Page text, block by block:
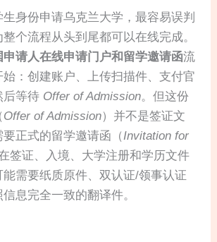
身份申请乌克兰大学，最容易误判
个流程从头到尾都可以在线完成。
请人在线申请门户和留学邀请函流
：创建账户、上传扫描件、支付官
后等待 Offer of Admission。但这份
Offer of Admission）并不是签证文
正式的留学邀请函（Invitation for
签证、入境、大学注册和学历文件
需要纸质原件、双认证/领事认证
息完全一致的翻译件。